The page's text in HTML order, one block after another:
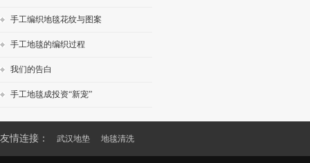
手工编织地毯花纹与图案
手工地毯的编织过程
我们的告白
手工地毯成投资“新宠”
友情连接： 武汉地垫 地毯清洗